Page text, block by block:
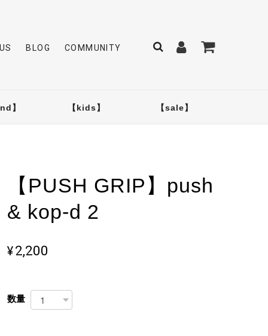
BLOG COMMUNITY
】 【kids】 【sale】
【PUSH GRIP】push
& kop-d 2
¥2,200
数量